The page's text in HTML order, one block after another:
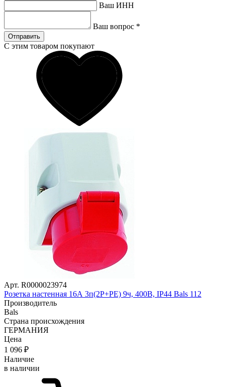
Ваш ИНН
Ваш вопрос *
Отправить
С этим товаром покупают
Арт. R0000023974
Розетка настенная 16А 3п(2P+PE) 9ч, 400В, IP44 Bals 112
Производитель
Bals
Страна происхождения
ГЕРМАНИЯ
Цена
1 096 ₽
Наличие
в наличии